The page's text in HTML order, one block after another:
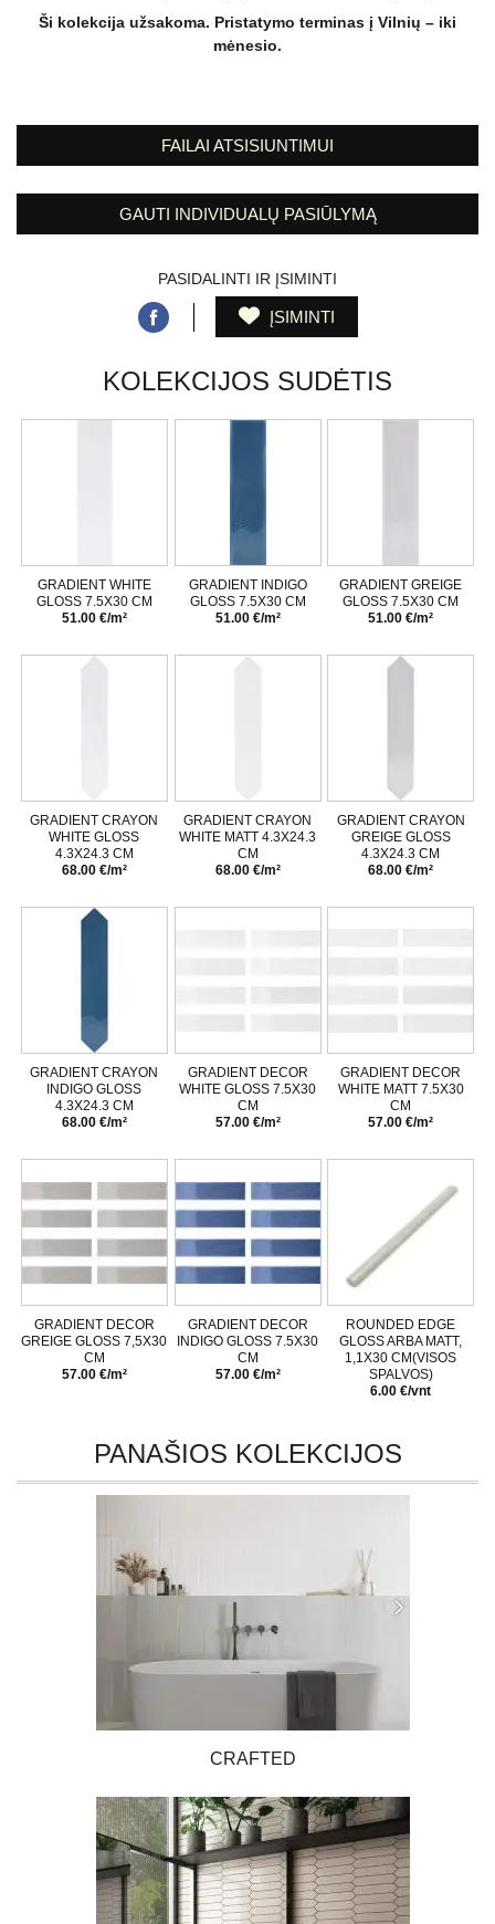
Ši kolekcija užsakoma. Pristatymo terminas į Vilnių – iki
mėnesio.
FAILAI ATSISIUNTIMUI
GAUTI INDIVIDUALŲ PASIŪLYMĄ
PASIDALINTI IR ĮSIMINTI
ĮSIMINTI
KOLEKCIJOS SUDĖTIS
GRADIENT WHITE
GLOSS 7.5X30 CM
51.00 €/m²
GRADIENT INDIGO
GLOSS 7.5X30 CM
51.00 €/m²
GRADIENT GREIGE
GLOSS 7.5X30 CM
51.00 €/m²
GRADIENT CRAYON
WHITE GLOSS
4.3X24.3 CM
68.00 €/m²
GRADIENT CRAYON
WHITE MATT 4.3X24.3
CM
68.00 €/m²
GRADIENT CRAYON
GREIGE GLOSS
4.3X24.3 CM
68.00 €/m²
GRADIENT CRAYON
INDIGO GLOSS
4.3X24.3 CM
68.00 €/m²
GRADIENT DECOR
WHITE GLOSS 7.5X30
CM
57.00 €/m²
GRADIENT DECOR
WHITE MATT 7.5X30
CM
57.00 €/m²
GRADIENT DECOR
GREIGE GLOSS 7,5X30
CM
57.00 €/m²
GRADIENT DECOR
INDIGO GLOSS 7.5X30
CM
57.00 €/m²
ROUNDED EDGE
GLOSS ARBA MATT,
1,1X30 CM(VISOS
SPALVOS)
6.00 €/vnt
PANAŠIOS KOLEKCIJOS
CRAFTED